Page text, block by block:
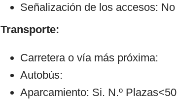
Señalización de los accesos: No
Transporte:
Carretera o vía más próxima:
Autobús:
Aparcamiento: Si. N.º Plazas<50